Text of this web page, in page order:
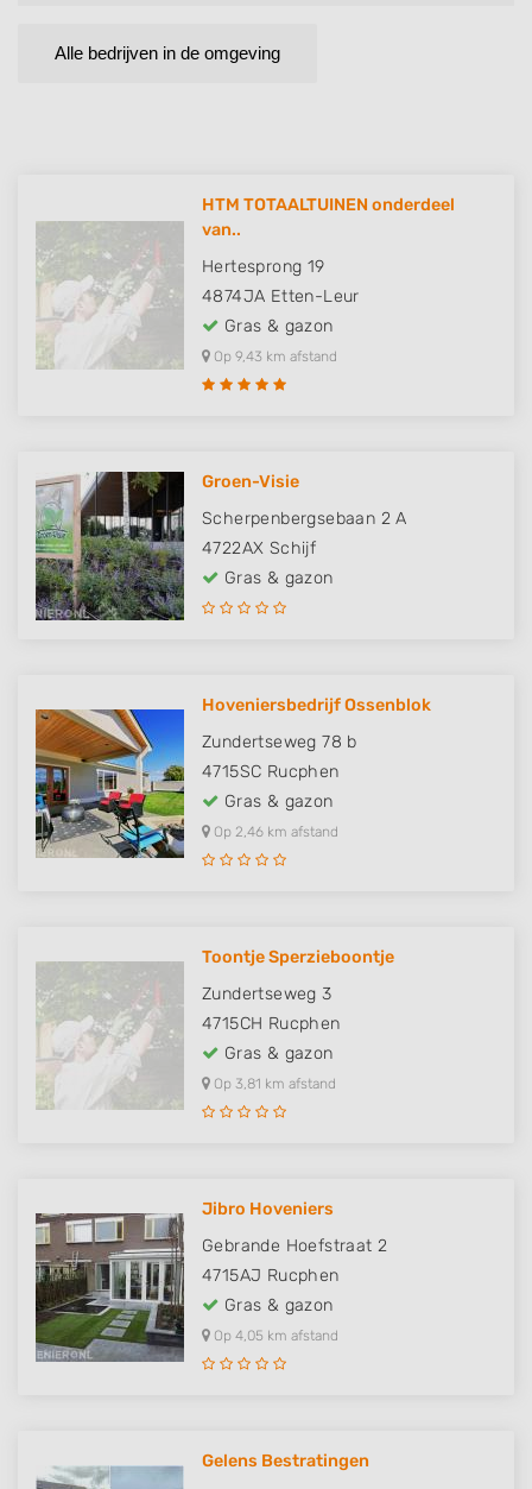
Alle bedrijven in de omgeving
HTM TOTAALTUINEN onderdeel
van..
Hertesprong 19
4874JA Etten-Leur
Gras & gazon
Op 9,43 km afstand
Groen-Visie
Scherpenbergsebaan 2 A
4722AX Schijf
Gras & gazon
Hoveniersbedrijf Ossenblok
Zundertseweg 78 b
4715SC Rucphen
Gras & gazon
Op 2,46 km afstand
Toontje Sperzieboontje
Zundertseweg 3
4715CH Rucphen
Gras & gazon
Op 3,81 km afstand
Jibro Hoveniers
Gebrande Hoefstraat 2
4715AJ Rucphen
Gras & gazon
Op 4,05 km afstand
Gelens Bestratingen